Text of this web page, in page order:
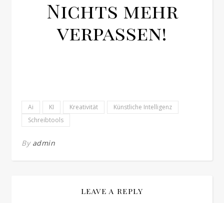
Nichts mehr
verpassen!
Ai KI Kreativität
Künstliche Intelligenz
Schreibtools
By admin
LEAVE A REPLY